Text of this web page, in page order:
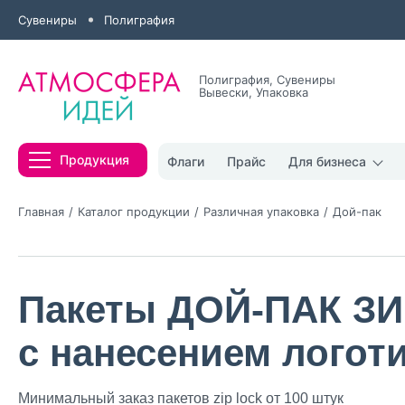
Сувениры Полиграфия
Полиграфия, Сувениры
Вывески, Упаковка
Продукция Флаги Прайс Для бизнеса
Главная Каталог продукции Различная упаковка Дой-пак
Пакеты ДОЙ-ПАК
с нанесением
Минимальный заказ пакетов zip lock от 100 штук
Нажимая
политикой
Нажимая на
заявку